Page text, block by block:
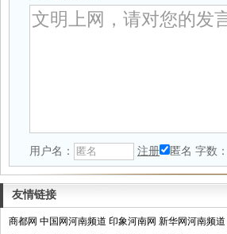
用户名： 注册 匿名 字数：
友情链接
商都网 中国网河南频道 印象河南网 新华网河南频道